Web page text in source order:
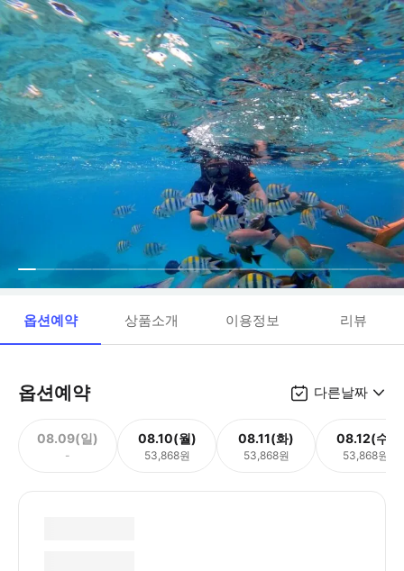
옵션예약 상품소개 이용정보 리뷰
옵션예약 다른날짜
08.09(일)
-
08.10(월)
53,868원
08.11(화)
53,868원
08.12(수)
53,868원